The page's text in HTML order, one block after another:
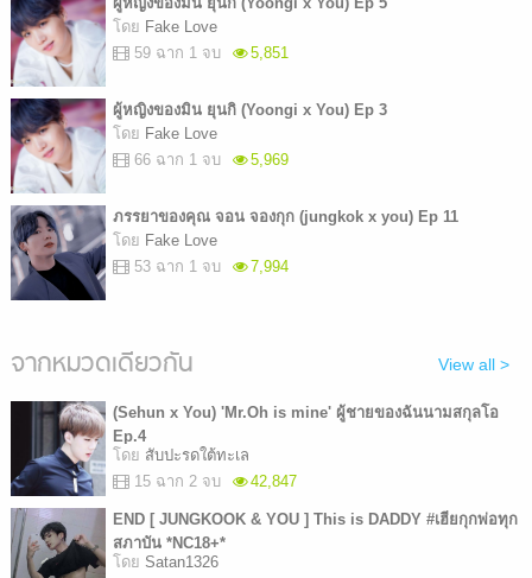
โดย Fake Love
59 ฉาก 1 จบ
5,851
ผู้หญิงของมิน ยุนกิ (Yoongi x You) Ep 3
โดย Fake Love
66 ฉาก 1 จบ
5,969
ภรรยาของคุณ จอน จองกุก (jungkok x you) Ep 11
โดย Fake Love
53 ฉาก 1 จบ
7,994
จากหมวดเดียวกัน View all >
(Sehun x You) 'Mr.Oh is mine' ผู้ชายของฉันนามสกุลโอ
Ep.4
โดย สับปะรดใต้ทะเล
15 ฉาก 2 จบ
42,847
END [ JUNGKOOK & YOU ] This is DADDY #เฮียกุกพ่อทุก
สภาบัน *NC18+*
โดย Satan1326